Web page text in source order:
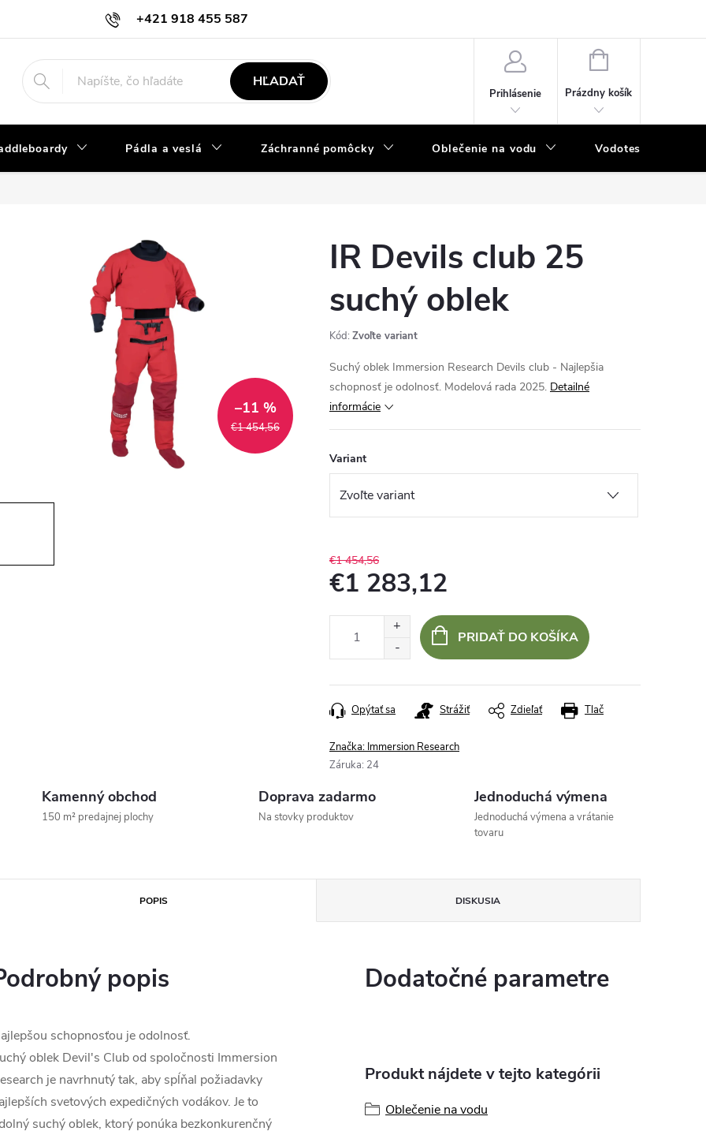
+421 918 455 587
info@vodacky-obchod.sk
HĽADAŤ
Prihlásenie
NÁKUPNÝ
Prázdny košík
Pádla a veslá Záchranné pomôcky Oblečenie na vodu Vodotesný program
€1 454,56
–11 %
IR Devils club 25
suchý oblek
Kód: Zvoľte variant
Suchý oblek Immersion Research Devils club - Najlepšia
schopnosť je odolnosť. Modelová rada 2025. Detailné
informácie
Variant
€1 454,56
€1 283,12
PRIDAŤ DO KOŠÍKA
Tlač
Opýtať sa Strážiť Zdieľať
Značka: Immersion Research
Záruka: 24
Kamenný obchod
150 m² predajnej plochy
Doprava zadarmo
Na stovky produktov
Jednoduchá výmena
Jednoduchá výmena a vrátanie
tovaru
POPIS DISKUSIA
popis
schopnosťou je odolnosť.
oblek Devil's Club od spoločnosti Immersion
je navrhnutý tak, aby spĺňal požiadavky
svetových expedičných vodákov. Je to
suchý oblek, ktorý ponúka bezkonkurenčný
Dodatočné parametre
Produkt nájdete v tejto kategórii
Oblečenie na vodu